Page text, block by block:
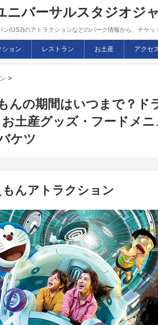
ニバーサルスタジオジ
(USJ)のアトラクションなどのパーク情報から、チケ
ション レストラン お土産 アクセ
>
んの期間はいつまで？ド
土産グッズ・フードメ
ケツ
んアトラクション